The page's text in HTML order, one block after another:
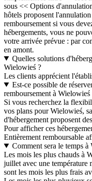
sous << Options
hôtels proposent
remboursement si vous
hébergements, vous ne
votre arrivée prévue : par
en amont.
Quelles solutions
Wielowieś ?
Les clients apprécient
Est-ce possible de
remboursement à Wielowieś
Si vous recherchez la
vos plans pour Wielowieś,
d'hébergement proposent
Pour afficher ces
Entièrement remboursable
Comment sera le temps
Les mois les plus chauds à
juillet avec une température
sont les mois les plus frais